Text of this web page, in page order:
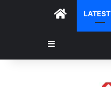
HOMELATEST